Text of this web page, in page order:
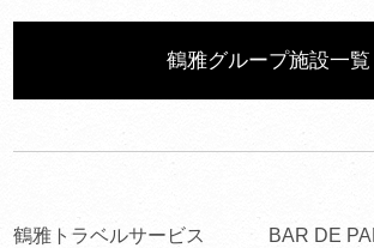
鶴雅グループ施設一覧
鶴雅トラベルサービス
BAR DE